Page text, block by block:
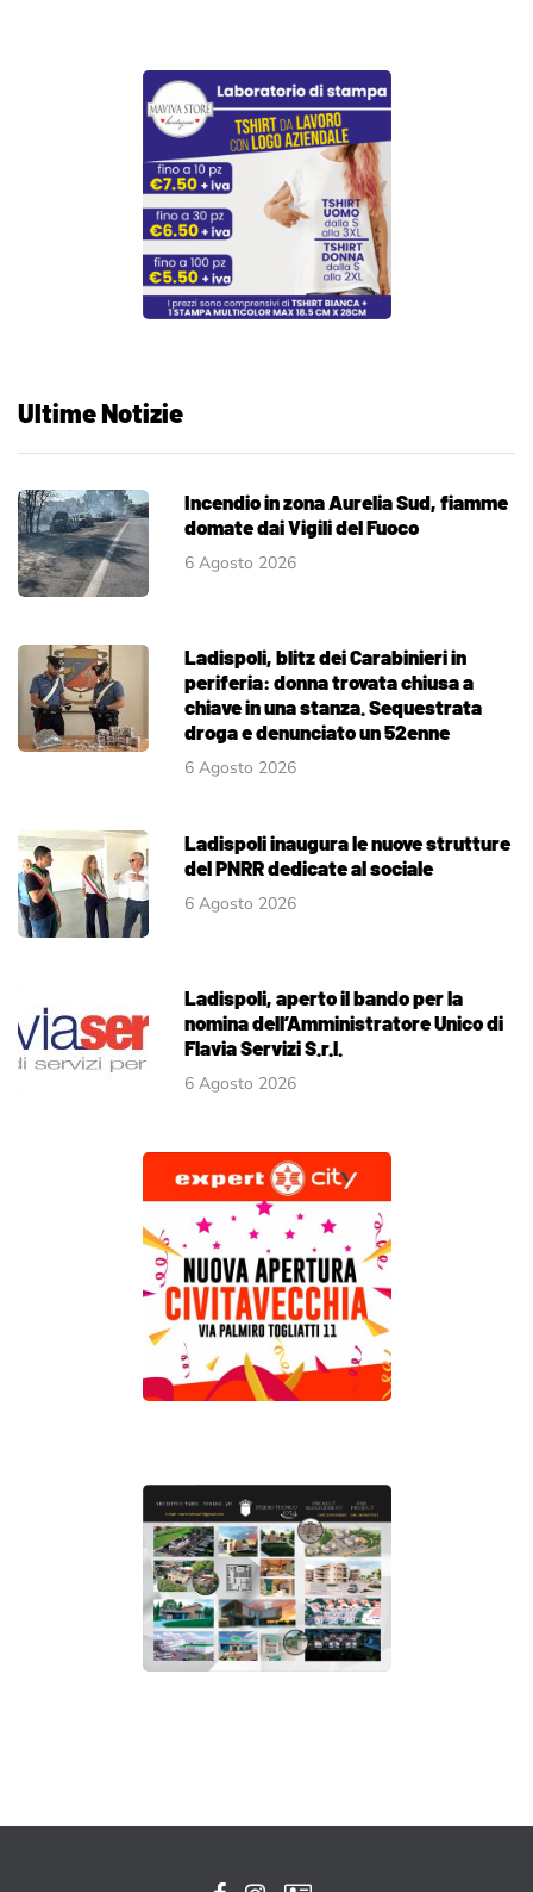
Ultime Notizie
Incendio in zona Aurelia Sud, fiamme
domate dai Vigili del Fuoco
6 Agosto 2026
Ladispoli, blitz dei Carabinieri in
periferia: donna trovata chiusa a
chiave in una stanza. Sequestrata
droga e denunciato un 52enne
6 Agosto 2026
Ladispoli inaugura le nuove strutture
del PNRR dedicate al sociale
6 Agosto 2026
Ladispoli, aperto il bando per la
nomina dell’Amministratore Unico di
Flavia Servizi S.r.l.
6 Agosto 2026